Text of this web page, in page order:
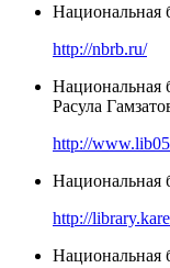
Национальная
http://nbrb.ru/
Национальная
Расула
http://
Национальная
http://
Национальная